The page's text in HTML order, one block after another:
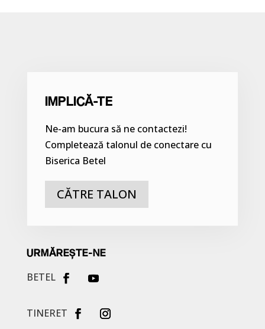
IMPLICĂ-TE
Ne-am bucura să ne contactezi!
Completează talonul de conectare cu
Biserica Betel
CĂTRE TALON
URMĂREȘTE-NE
BETEL
TINERET